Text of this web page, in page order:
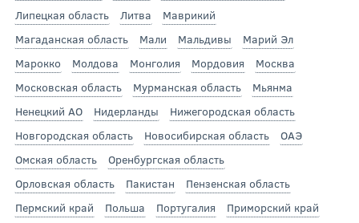
Липецкая область
Литва
Маврикий
Магаданская область
Мали Мальдивы
Марий Эл
Марокко
Молдова Монголия Мордовия
Москва
Московская область
Мурманская область
Мьянма
Ненецкий АО
Нидерланды
Нижегородская область
Новгородская область
Новосибирская область
ОАЭ
Омская область
Оренбургская область
Орловская область
Пакистан
Пензенская область
Пермский край
Польша Португалия
Приморский край